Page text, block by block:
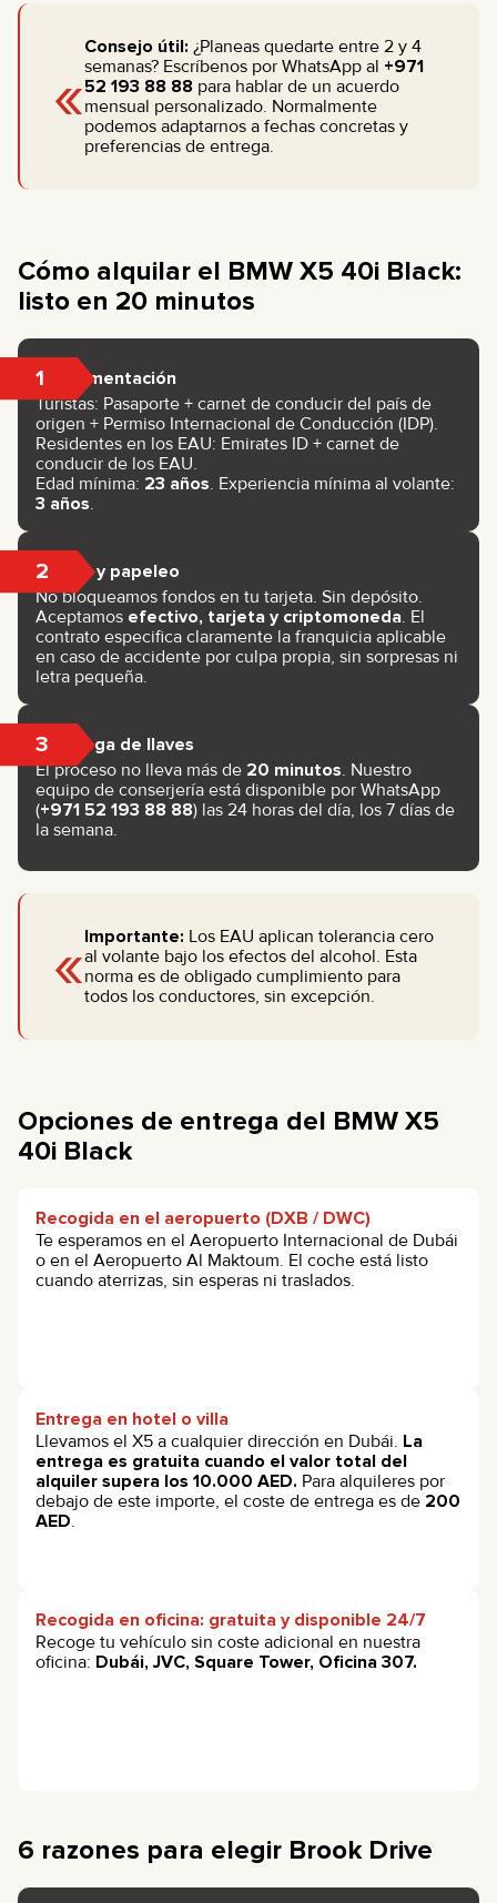
«
Consejo útil: ¿Planeas quedarte entre 2 y 4
semanas? Escríbenos por WhatsApp al +971
52 193 88 88 para hablar de un acuerdo
mensual personalizado. Normalmente
podemos adaptarnos a fechas concretas y
preferencias de entrega.
Cómo alquilar el BMW X5 40i Black:
listo en 20 minutos
1 Documentación
Turistas: Pasaporte + carnet de conducir del país de
origen + Permiso Internacional de Conducción (IDP).
Residentes en los EAU: Emirates ID + carnet de
conducir de los EAU.
Edad mínima: 23 años. Experiencia mínima al volante:
3 años.
2 Pago y papeleo
No bloqueamos fondos en tu tarjeta. Sin depósito.
Aceptamos efectivo, tarjeta y criptomoneda. El
contrato especifica claramente la franquicia aplicable
en caso de accidente por culpa propia, sin sorpresas ni
letra pequeña.
3 Entrega de llaves
El proceso no lleva más de 20 minutos. Nuestro
equipo de conserjería está disponible por WhatsApp
(+971 52 193 88 88) las 24 horas del día, los 7 días de
la semana.
«Importante: Los EAU aplican tolerancia cero
al volante bajo los efectos del alcohol. Esta
norma es de obligado cumplimiento para
todos los conductores, sin excepción.
Opciones de entrega del BMW X5
40i Black
Recogida en el aeropuerto (DXB / DWC)
Te esperamos en el Aeropuerto Internacional de Dubái
o en el Aeropuerto Al Maktoum. El coche está listo
cuando aterrizas, sin esperas ni traslados.
Entrega en hotel o villa
Llevamos el X5 a cualquier dirección en Dubái. La
entrega es gratuita cuando el valor total del
alquiler supera los 10.000 AED. Para alquileres por
debajo de este importe, el coste de entrega es de 200
AED.
Recogida en oficina: gratuita y disponible 24/7
Recoge tu vehículo sin coste adicional en nuestra
oficina: Dubái, JVC, Square Tower, Oficina 307.
6 razones para elegir Brook Drive